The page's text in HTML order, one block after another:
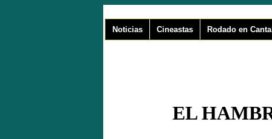
Noticias Cineastas Rodado en
EL